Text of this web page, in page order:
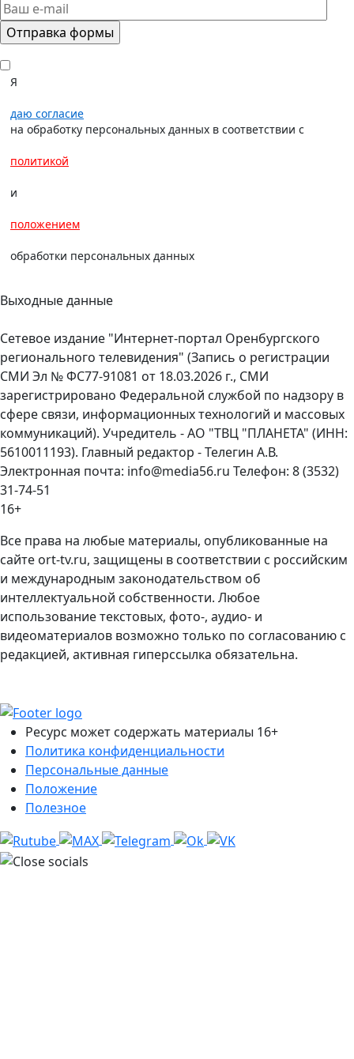
Я
даю согласие
на обработку персональных данных в соответствии с
политикой
и
положением
обработки персональных данных
Выходные данные
Сетевое издание "Интернет-портал Оренбургского
регионального телевидения" (Запись о регистрации
СМИ Эл № ФС77-91081 от 18.03.2026 г., СМИ
зарегистрировано Федеральной службой по надзору в
сфере связи, информационных технологий и массовых
коммуникаций). Учредитель - АО "ТВЦ "ПЛАНЕТА" (ИНН:
5610011193). Главный редактор - Телегин А.В.
Электронная почта: info@media56.ru Телефон: 8 (3532)
31-74-51
16+
Все права на любые материалы, опубликованные на
сайте ort-tv.ru, защищены в соответствии с российским
и международным законодательством об
интеллектуальной собственности. Любое
использование текстовых, фото-, аудио- и
видеоматериалов возможно только по согласованию с
редакцией, активная гиперссылка обязательна.
Ресурс может содержать материалы 16+
Политика конфиденциальности
Персональные данные
Положение
Полезное